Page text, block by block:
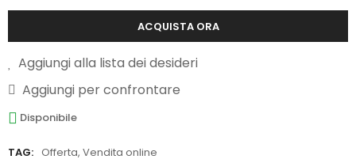
ACQUISTA ORA
Aggiungi alla lista dei desideri
Aggiungi per confrontare
Disponibile
TAG: Offerta, Vendita online